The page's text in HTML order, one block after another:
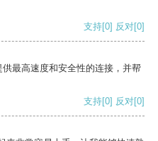
支持[0] 反对[0]
最高速度和安全性的连接，并帮
支持[0] 反对[0]